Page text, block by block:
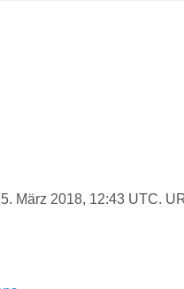
März 2018, 12:43 UTC.